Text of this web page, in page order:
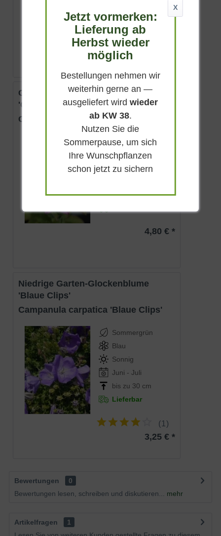
ab 4,90 € *
Garten-Knäuel-Glockenblume
'Caroline'
Campanula glomerata 'Caroline'
Sommergrün
Rosa
Sonnig
bis zu 60 cm
4,80 € *
Niedrige Garten-Glockenblume
'Blaue Clips'
Campanula carpatica 'Blaue Clips'
Sommergrün
Blau
Sonnig
Juni - Juli
bis zu 30 cm
Lieferbar
(1)
3,25 € *
Bewertungen
0
Bewertungen lesen, schreiben und diskutieren...
mehr
Artikelfragen
1
X
Jetzt vormerken:
Lieferung ab
Herbst wieder
möglich
Bestellungen nehmen wir
weiterhin gerne an —
ausgeliefert wirdwieder
ab KW 38.
Nutzen Sie die
Sommerpause, um sich
Ihre Wunschpflanzen
schon jetzt zu sichern